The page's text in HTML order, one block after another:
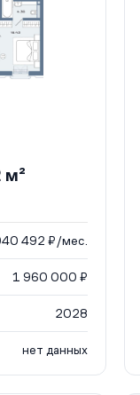
м²
492 ₽/мес.
1 960 000 ₽
2028
нет данных